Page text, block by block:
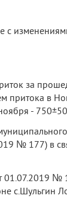
с
за
притока в
-
№ 177) в
01.07.2019 №
с.Шульгин